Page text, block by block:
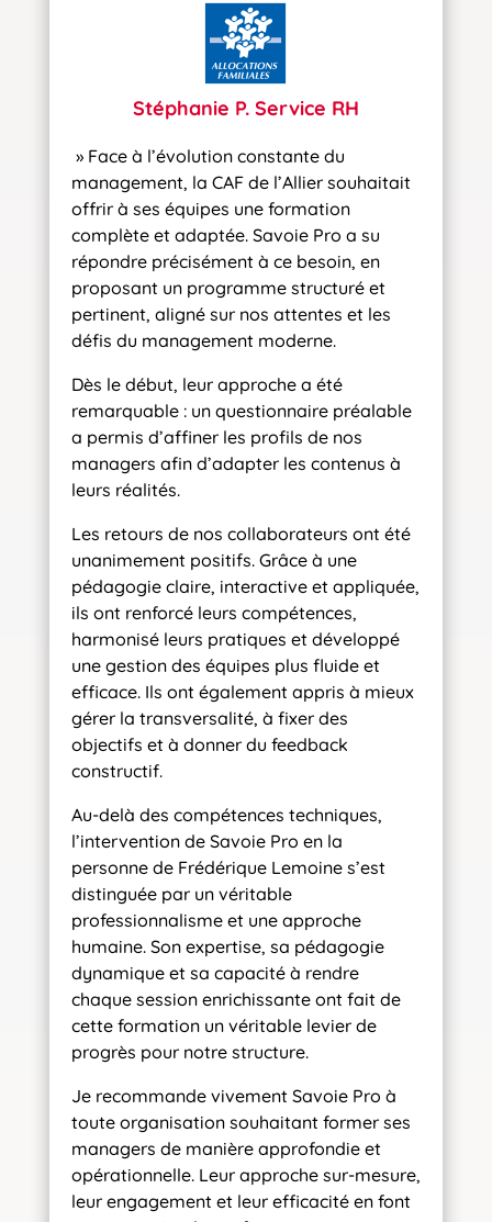
Stéphanie P. Service RH
» Face à l’évolution constante du
management, la CAF de l’Allier souhaitait
offrir à ses équipes une formation
complète et adaptée. Savoie Pro a su
répondre précisément à ce besoin, en
proposant un programme structuré et
pertinent, aligné sur nos attentes et les
défis du management moderne.
Dès le début, leur approche a été
remarquable : un questionnaire préalable
a permis d’affiner les profils de nos
managers afin d’adapter les contenus à
leurs réalités.
Les retours de nos collaborateurs ont été
unanimement positifs. Grâce à une
pédagogie claire, interactive et appliquée,
ils ont renforcé leurs compétences,
harmonisé leurs pratiques et développé
une gestion des équipes plus fluide et
efficace. Ils ont également appris à mieux
gérer la transversalité, à fixer des
objectifs et à donner du feedback
constructif.
Au-delà des compétences techniques,
l’intervention de Savoie Pro en la
personne de Frédérique Lemoine s’est
distinguée par un véritable
professionnalisme et une approche
humaine. Son expertise, sa pédagogie
dynamique et sa capacité à rendre
chaque session enrichissante ont fait de
cette formation un véritable levier de
progrès pour notre structure.
Je recommande vivement Savoie Pro à
toute organisation souhaitant former ses
managers de manière approfondie et
opérationnelle. Leur approche sur-mesure,
leur engagement et leur efficacité en font